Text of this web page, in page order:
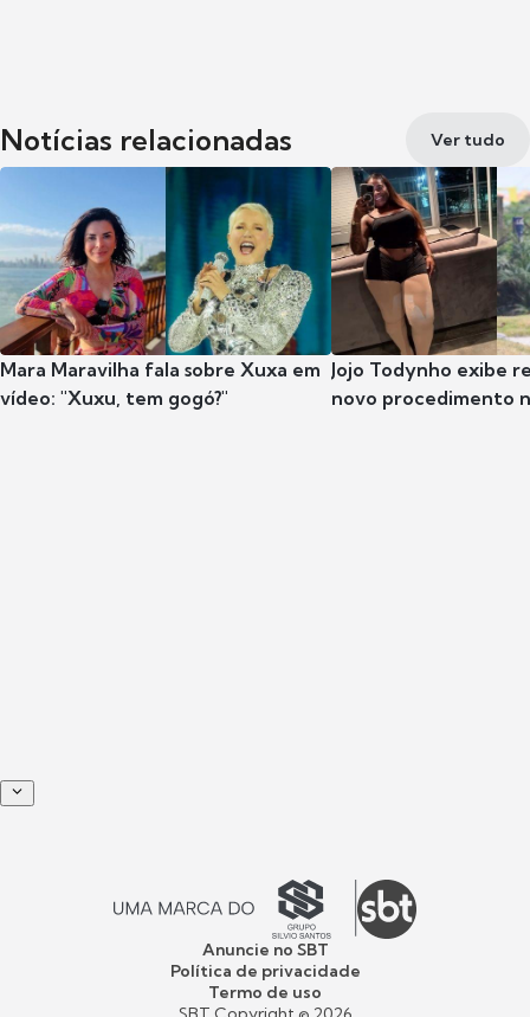
Notícias relacionadas Ver tudo
Mara Maravilha fala sobre Xuxa em
vídeo: "Xuxu, tem gogó?"
Jojo Todynho exibe
novo procedimento
Anuncie no SBT
Política de privacidade
Termo de uso